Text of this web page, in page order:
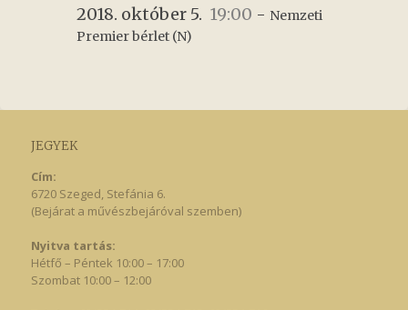
2018. október 5. 19:00 - Nemzeti
Premier bérlet (N)
JEGYEK
Cím:
6720 Szeged, Stefánia 6.
(Bejárat a művészbejáróval szemben)
Nyitva tartás:
Hétfő – Péntek 10:00 – 17:00
Szombat 10:00 – 12:00